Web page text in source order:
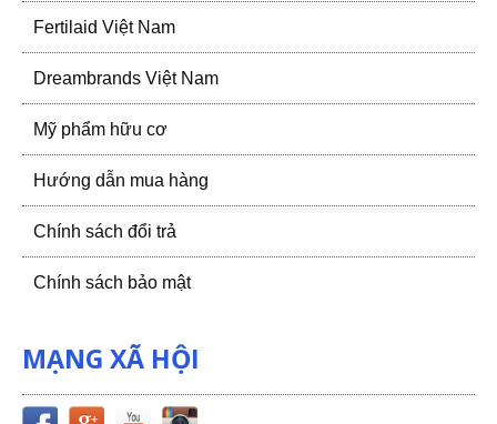
Fertilaid Việt Nam
Dreambrands Việt Nam
Mỹ phẩm hữu cơ
Hướng dẫn mua hàng
Chính sách đổi trả
Chính sách bảo mật
MẠNG XÃ HỘI